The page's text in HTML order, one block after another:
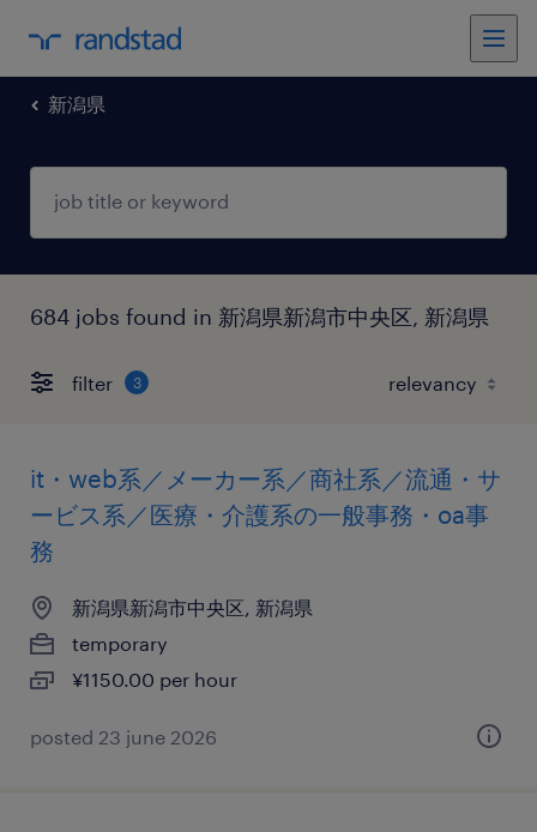
新潟県
684 jobs found in 新潟県新潟市中央区, 新潟県
filter 3
it・web系／メーカー系／商社系／流通・サ
ービス系／医療・介護系の一般事務・oa事
務
新潟県新潟市中央区, 新潟県
temporary
¥1150.00 per hour
posted 23 june 2026